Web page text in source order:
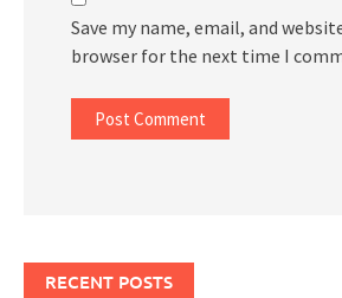
Save my name, email, and
browser for the next time I
RECENT POSTS